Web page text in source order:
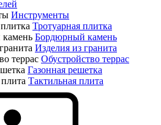
Инструменты
Тротуарная плитка
Бордюрный камень
Изделия из гранита
Обустройство террас
Газонная решетка
Тактильная плита